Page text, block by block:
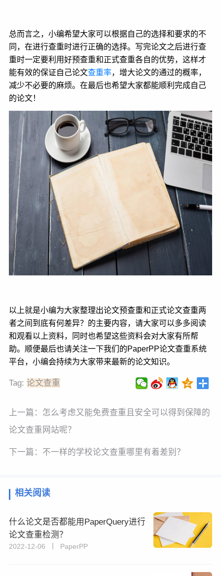
总而言之，小编希望大家可以根据自己的选择和要求的不
同，在进行查重时进行正确的选择。写完论文之后进行查
重时一定要利用好预查重和正式查重各自的优势，这样才
能有效的保证自己论文查重率，增大论文的通过的概率，
减少不必要的麻烦。在最后也希望大家都能顺利完成自己
的论文！
以上就是小编为大家整理出论文预查重和正式论文查重两
者之间到底有何差异？的主要内容，请大家可以多多阅读
和观看以上资料，同时也希望这些资料会对大家有所帮
助。顺便最后也请关注一下我们的PaperPP论文查重系统
平台，小编会持续为大家带来最新的论文知识。
Tag: 论文查重
上一篇： 怎么考虑又能免费查重且安全可以得到保障的
论文查重网站呢？
下一篇： 不一样的学校论文查重哪里有着差别？
相关阅读
什么论文是否都能用PaperQuery进行
论文查重检测？
2022-12-06 丨 PaperPP